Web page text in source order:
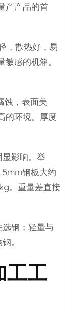
产产品的首
，散热好，易
感的机箱。
蚀，表面美
的环境。厚度
显影响。举
钢板大约
。重量差直接
钢；轻量与
。
工工